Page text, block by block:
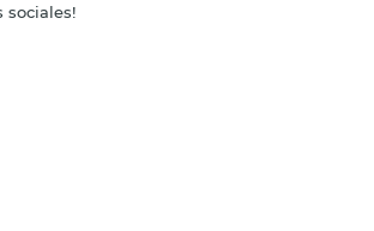
sociales!